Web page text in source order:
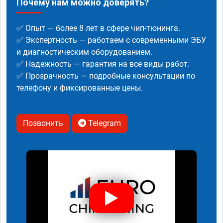
Почему нам можно доверять?
✅ Опыт — более 8 лет в сфере чип-тюнинга.
✅ Экспертность — работаем с современными ЭБУ
и диагностическим оборудованием.
✅ Надежность — гарантия на все виды работ.
✅ Прозрачность — подробные консультации по
телефону и фиксированные цены.
Позвонить Telegram